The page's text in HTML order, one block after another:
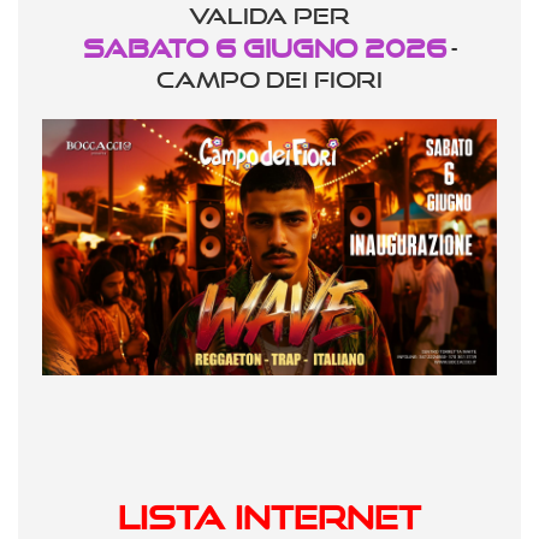
valida per
Sabato 6 Giugno 2026 -
CAMPO DEI FIORI
LISTA INTERNET